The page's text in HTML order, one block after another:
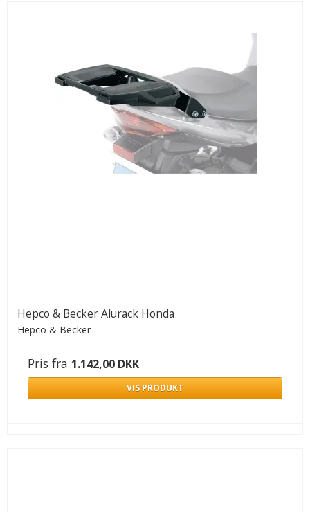
Hepco & Becker Alurack Honda
Hepco & Becker
Pris fra 1.142,00 DKK
VIS PRODUKT